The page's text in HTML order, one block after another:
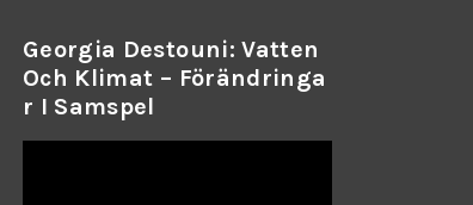
Georgia Destouni: Vatten
Och Klimat – Förändringa
R I Samspel